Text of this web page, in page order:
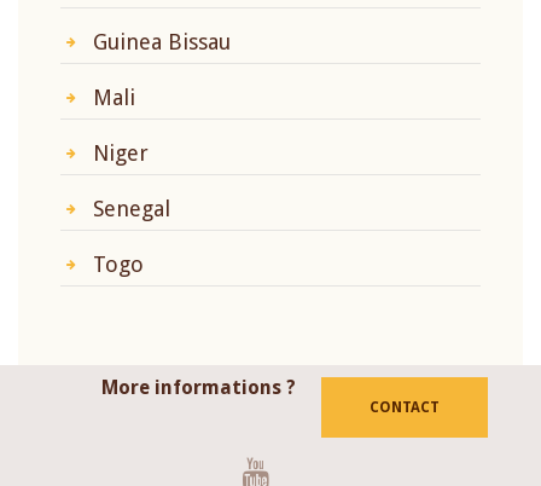
Guinea Bissau
Mali
Niger
Senegal
Togo
More informations ?
CONTACT